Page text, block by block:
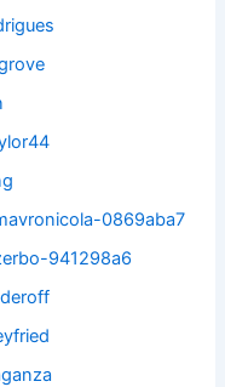
0869aba7
941298a6